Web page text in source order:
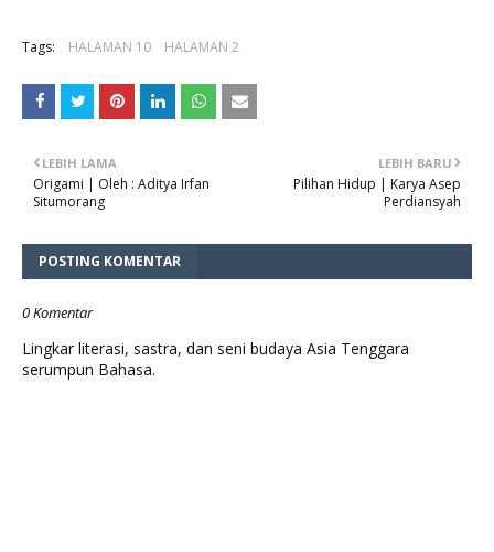
Tags: HALAMAN 10 HALAMAN 2
LEBIH BARU
Pilihan Hidup | Karya Asep
Perdiansyah
LEBIH LAMA
Origami | Oleh : Aditya Irfan
Situmorang
POSTING KOMENTAR
0 Komentar
Lingkar literasi, sastra, dan seni budaya Asia Tenggara
serumpun Bahasa.